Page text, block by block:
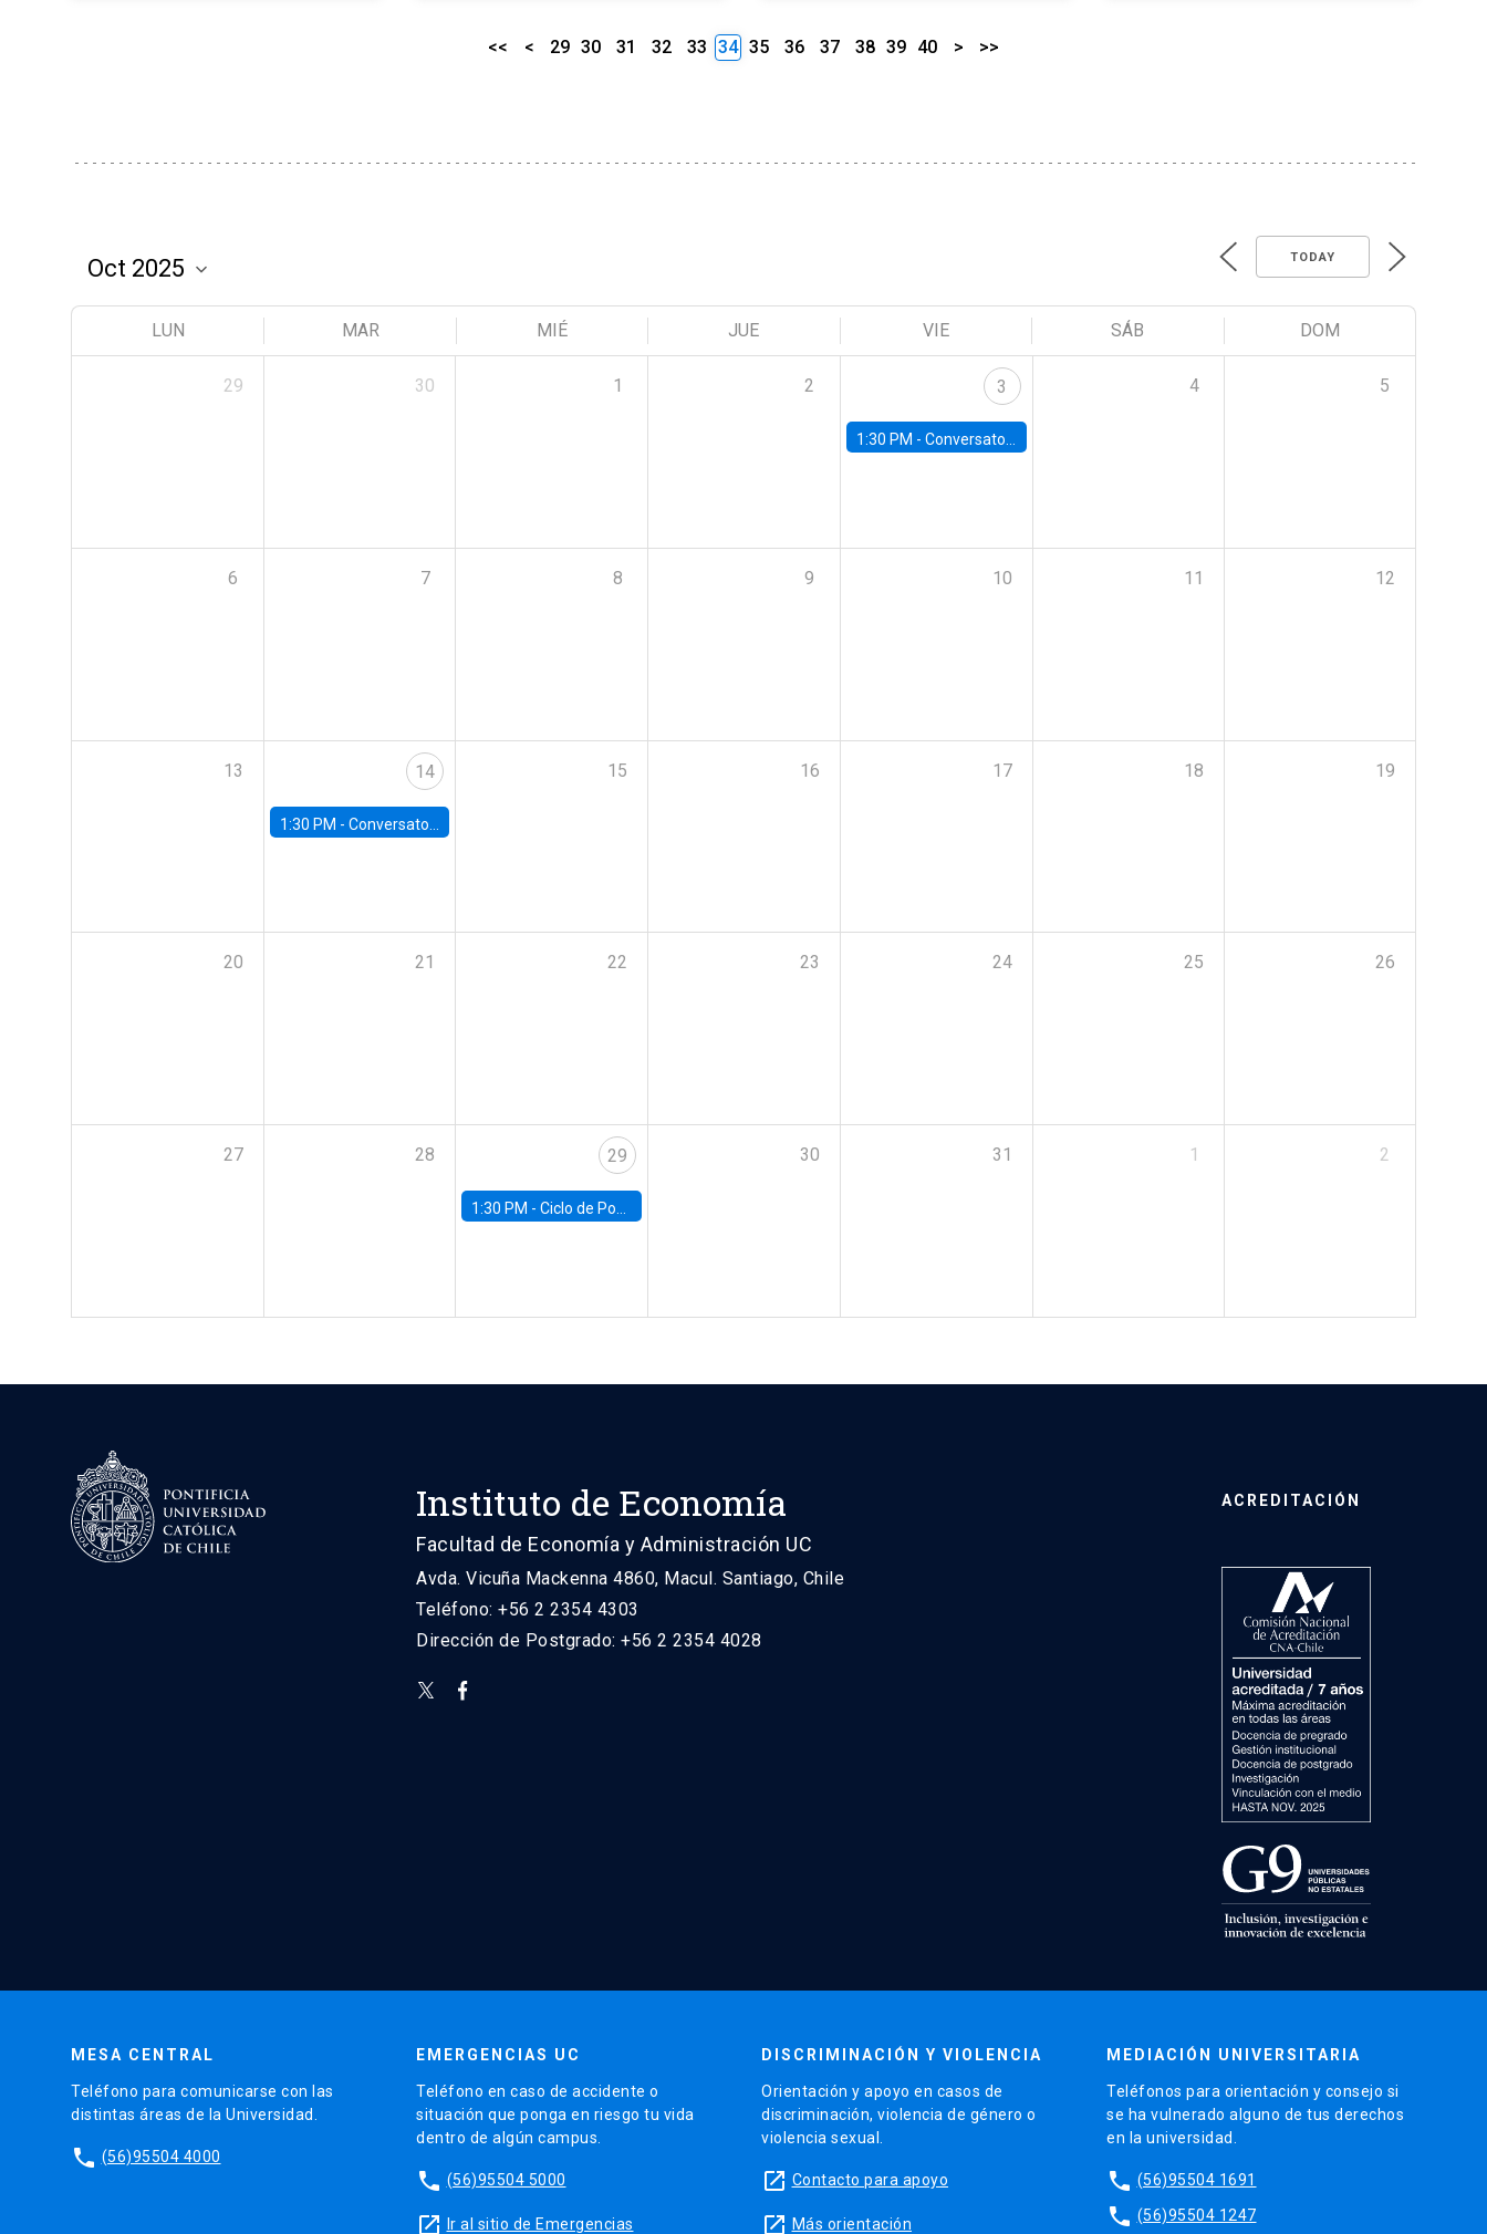
<< < 29 30 31 32 33 34 35 36 37 38 39 40 > >>
TODAY
LUN MAR MIÉ JUE VIE SÁB DOM
29 30 1 2 3
1:30 PM - Conversatorio: “Escenario Macro y Presupuesto 2026”
4 5
6 7 8 9 10 11 12
13 14
1:30 PM - Conversatorio | Pobreza y entorno urbano: Perspectivas y propuestas desde la UC
15 16 17 18 19
20 21 22 23 24 25 26
27 28 29
1:30 PM -Ciclo de Pobreza UC | Pobreza y Empleo: Perspectivas y propuestas desde la UC
30 31 1 2
Instituto de Economía
Facultad de Economía y Administración UC
Avda. Vicuña Mackenna 4860, Macul. Santiago, Chile
Teléfono: +56 2 2354 4303
Dirección de Postgrado: +56 2 2354 4028
ACREDITACIÓN
MESA CENTRAL
Teléfono para comunicarse con las
distintas áreas de la Universidad.
phone (56)95504 4000
EMERGENCIAS UC
Teléfono en caso de accidente o
situación que ponga en riesgo tu vida
dentro de algún campus.
phone (56)95504 5000
launch Ir al sitio de Emergencias
DISCRIMINACIÓN Y VIOLENCIA
Orientación y apoyo en casos de
discriminación, violencia de género o
violencia sexual.
launch Contacto para apoyo
launch Más orientación
MEDIACIÓN UNIVERSITARIA
Teléfonos para orientación y consejo si
se ha vulnerado alguno de tus derechos
en la universidad.
phone (56)95504 1691
phone (56)95504 1247